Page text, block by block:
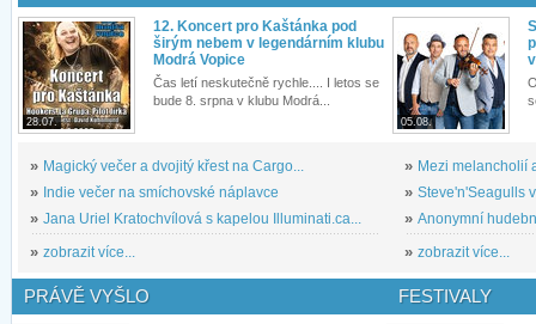
28.07.
12. Koncert pro Kaštánka pod
širým nebem v legendárním klubu
Modrá Vopice
Čas letí neskutečně rychle.... I letos se
bude 8. srpna v klubu Modrá...
» Magický večer a dvojitý křest na Cargo...
» Indie večer na smíchovské náplavce
» Jana Uriel Kratochvílová s kapelou Illuminati.ca...
» zobrazit více...
05.08.
» Mezi melancholií
» Steve'n'Seagulls
» Anonymní
» zobrazit více...
PRÁVĚ VYŠLO FESTIVALY